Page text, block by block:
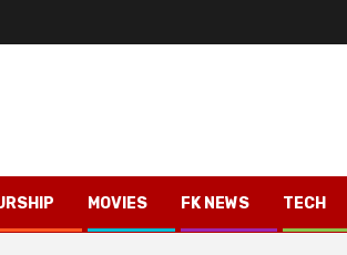
MOVIES FK NEWS TECH